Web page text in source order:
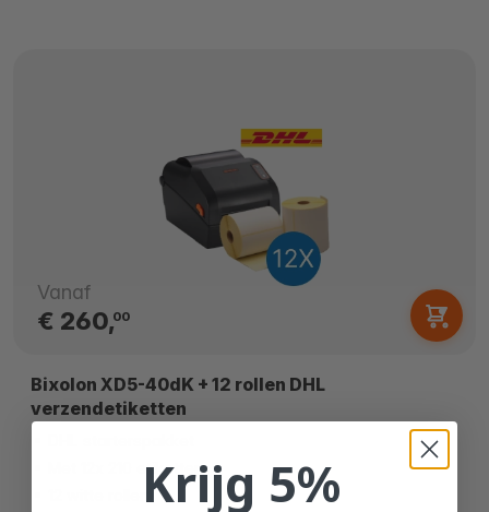
Vanaf
€ 260,00
Bixolon XD5-40dK + 12 rollen DHL
verzendetiketten
Met 12x 210 etikettenKrijg 5%